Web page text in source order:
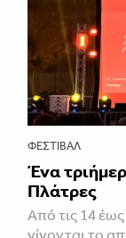
ΦΕΣΤΙΒΑΛ
Ένα
Πλάτρες
Από τις 14
γίνονται το